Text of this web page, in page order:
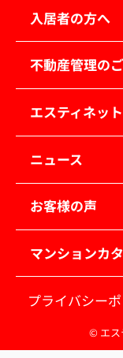
入居者の方へ
不動産管理の
エスティネッ
ニュース
お客様の声
マンションカ
プライバシー
© エス